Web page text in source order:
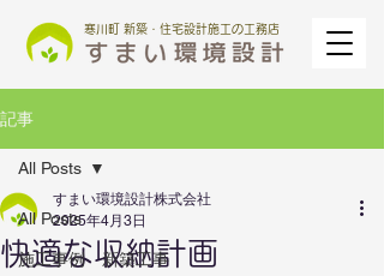
寒川町 新築・住宅設計施工の工務店
記事
All Posts
施工事例 新築工事
All Posts
快適な収納計画
すまい環境設計株式会社
2025年4月3日